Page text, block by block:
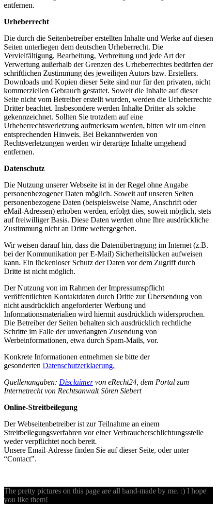
entfernen.
Urheberrecht
Die durch die Seitenbetreiber erstellten Inhalte und Werke auf diesen
Seiten unterliegen dem deutschen Urheberrecht. Die
Vervielfältigung, Bearbeitung, Verbreitung und jede Art der
Verwertung außerhalb der Grenzen des Urheberrechtes bedürfen der
schriftlichen Zustimmung des jeweiligen Autors bzw. Erstellers.
Downloads und Kopien dieser Seite sind nur für den privaten, nicht
kommerziellen Gebrauch gestattet. Soweit die Inhalte auf dieser
Seite nicht vom Betreiber erstellt wurden, werden die Urheberrechte
Dritter beachtet. Insbesondere werden Inhalte Dritter als solche
gekennzeichnet. Sollten Sie trotzdem auf eine
Urheberrechtsverletzung aufmerksam werden, bitten wir um einen
entsprechenden Hinweis. Bei Bekanntwerden von
Rechtsverletzungen werden wir derartige Inhalte umgehend
entfernen.
Datenschutz
Die Nutzung unserer Webseite ist in der Regel ohne Angabe
personenbezogener Daten möglich. Soweit auf unseren Seiten
personenbezogene Daten (beispielsweise Name, Anschrift oder
eMail-Adressen) erhoben werden, erfolgt dies, soweit möglich, stets
auf freiwilliger Basis. Diese Daten werden ohne Ihre ausdrückliche
Zustimmung nicht an Dritte weitergegeben.
Wir weisen darauf hin, dass die Datenübertragung im Internet (z.B.
bei der Kommunikation per E-Mail) Sicherheitslücken aufweisen
kann. Ein lückenloser Schutz der Daten vor dem Zugriff durch
Dritte ist nicht möglich.
Der Nutzung von im Rahmen der Impressumspflicht
veröffentlichten Kontaktdaten durch Dritte zur Übersendung von
nicht ausdrücklich angeforderter Werbung und
Informationsmaterialien wird hiermit ausdrücklich widersprochen.
Die Betreiber der Seiten behalten sich ausdrücklich rechtliche
Schritte im Falle der unverlangten Zusendung von
Werbeinformationen, etwa durch Spam-Mails, vor.
Konkrete Informationen entnehmen sie bitte der
gesonderten Datenschutzerklaerung.
Quellenangaben: Disclaimervon eRecht24, dem Portal zum
Internetrecht von Rechtsanwalt Sören Siebert
Online-Streitbeilegung
Der Webseitenbetreiber ist zur Teilnahme an einem
Streitbeilegungsverfahren vor einer Verbraucherschlichtungsstelle
weder verpflichtet noch bereit.
Unsere Email-Adresse finden Sie auf dieser Seite, oder unter
“Contact”.
The pretty pictures on this page are all hand-made by me. :) I hope
you like them!